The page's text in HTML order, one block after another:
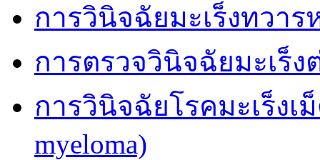
การวินิจฉัยมะเร็งทวาร
การตรวจวินิจฉัยมะเร็
การวินิจฉัยโรคมะเร็งเ
myeloma)